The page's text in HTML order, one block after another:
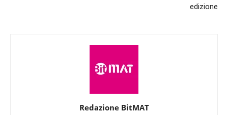
edizione
Redazione BitMAT